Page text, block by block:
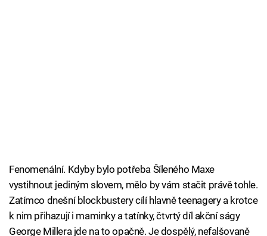
Fenomenální. Kdyby bylo potřeba Šíleného Maxe
vystihnout jediným slovem, mělo by vám stačit právě tohle.
Zatímco dnešní blockbustery cílí hlavně teenagery a krotce
k nim přihazují i maminky a tatínky, čtvrtý díl akční ságy
George Millera jde na to opačně. Je dospělý, nefalšovaně